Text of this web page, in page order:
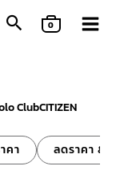
0
ClubCITIZEN
คา ลดราคา &